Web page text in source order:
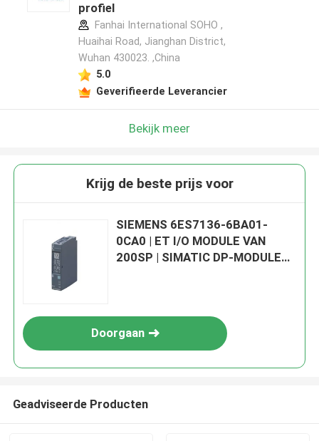
profiel
Fanhai International SOHO ,
Huaihai Road, Jianghan District,
Wuhan 430023. ,China
5.0
Geverifieerde Leverancier
Bekijk meer
Krijg de beste prijs voor
SIEMENS 6ES7136-6BA01-
0CA0 | ET I/O MODULE VAN
200SP | SIMATIC DP-MODULE
Doorgaan
Geadviseerde Producten